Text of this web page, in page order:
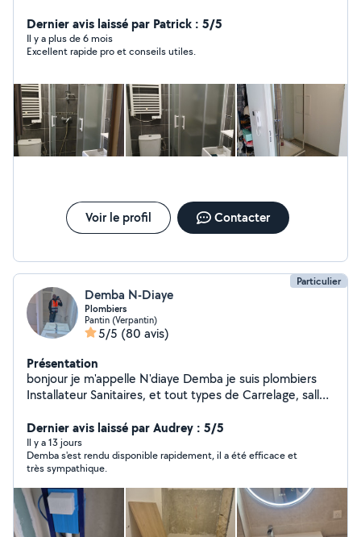
rapide... Je me ferai un plaisir de vous rendre service
mes chers voisins.... Si vous me contactez directement,
merci de me laisser vos coordonnées téléphoniques...
Dernier avis laissé par Patrick : 5/5
Il y a plus de 6 mois
Excellent rapide pro et conseils utiles.
Voir le profil Contacter
Particulier
Demba N-Diaye
Plombiers
Pantin (Verpantin)
5/5 (80 avis)
Présentation
bonjour je m'appelle N'diaye Demba je suis plombiers
Installateur Sanitaires, et tout types de Carrelage, salles
sortes d'activités et a votre services pour résoudre vos
problèmes .
Dernier avis laissé par Audrey : 5/5
Il y a 13 jours
Demba s'est rendu disponible rapidement, il a été efficace et
très sympathique.